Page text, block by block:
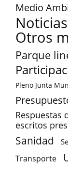
Medio
Otros
Parque
Pleno Junta
Respuestas
escritos
Sanidad
Transporte